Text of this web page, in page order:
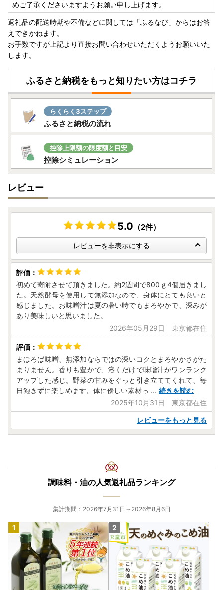
めご了承くださいますようお願い申し上げます。
返礼品の配送時期や不備などに関しては「ふるなび」からはお答
えできかねます。
お手数ですが上記より直接お問い合わせいただくようお願いいた
します。
ふるさと納税をもっと知りたい方はコチラ
らくらく3ステップ
ふるさと納税の流れ
控除上限額の限度額と目安
控除シミュレーション
レビュー
5.0 （2件）
レビューを非表示にする
初めて寄附させて頂きました。約2週間で800ｇ4個届きまし
た。天然酵母を使用して無添加なので、身体にとても良いと
感じました。お味噌汁は夏の暑い時でもまろやかで、深みが
あり美味しいと思いました。
2026年05月29日 東京都在住
まほろば味噌、無添加ならではの深いコクとまろやかさがた
まりません。香りも豊かで、溶くだけで味噌汁がワンランク
アップした感じ。野菜の甘みをぐっと引き立ててくれて、毎
日飽きずに楽しめます。体に優しい素材っ ... 続きを読む
2025年10月31日 東京都在住
レビューをもっと見る
調味料・油の人気返礼品ランキング
集計期間：2026年7月31日～2026年8月6日